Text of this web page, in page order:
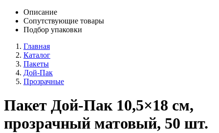
Описание
Сопутствующие товары
Подбор упаковки
Главная
Каталог
Пакеты
Дой-Пак
Прозрачные
Пакет Дой-Пак 10,5×18 см,
прозрачный матовый, 50 шт.